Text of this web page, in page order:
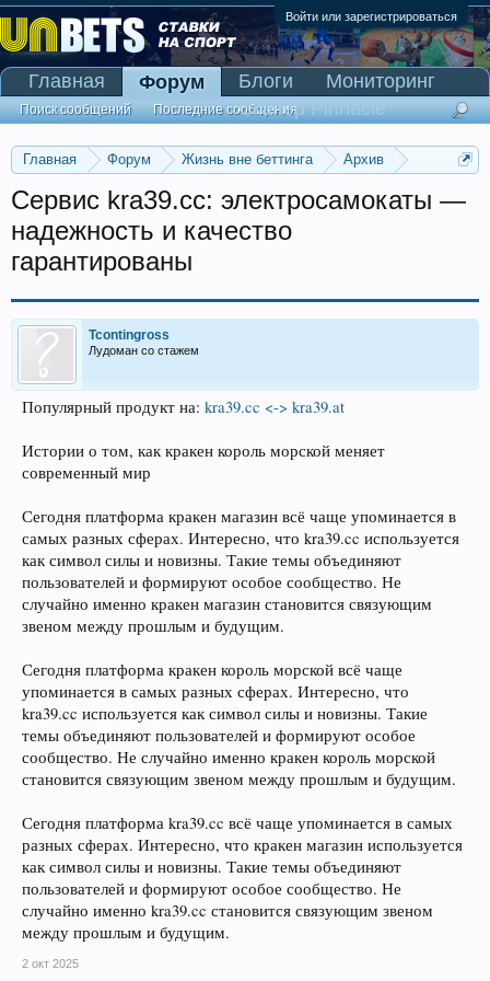
Войти или зарегистрироваться
Главная Форум Жизнь вне беттинга
Архив
Сервис kra39.cc: электросамокаты —
надежность и качество
гарантированы
Tcontingross
Лудоман со стажем
Популярный продукт на: kra39.cc <-> kra39.at
Истории о том, как кракен король морской меняет
современный мир
Сегодня платформа кракен магазин всё чаще упоминается в
самых разных сферах. Интересно, что kra39.cc используется
как символ силы и новизны. Такие темы объединяют
пользователей и формируют особое сообщество. Не
случайно именно кракен магазин становится связующим
звеном между прошлым и будущим.
Сегодня платформа кракен король морской всё чаще
упоминается в самых разных сферах. Интересно, что
kra39.cc используется как символ силы и новизны. Такие
темы объединяют пользователей и формируют особое
сообщество. Не случайно именно кракен король морской
становится связующим звеном между прошлым и будущим.
Сегодня платформа kra39.cc всё чаще упоминается в самых
разных сферах. Интересно, что кракен магазин используется
как символ силы и новизны. Такие темы объединяют
пользователей и формируют особое сообщество. Не
случайно именно kra39.cc становится связующим звеном
между прошлым и будущим.
2 окт 2025
Главная Форум
Поиск сообщений Последние сообщения
Блоги
Мониторинг
Сканер Pinnacle